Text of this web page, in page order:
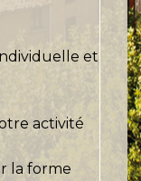
et
activité
la forme